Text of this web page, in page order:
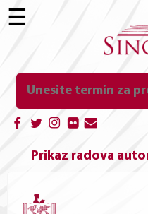
☰
Prikaz radova